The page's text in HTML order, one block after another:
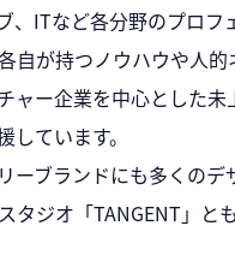
、ITなど各分野のプロフ
自が持つノウハウや人的
ャー企業を中心とした未
しています。
ーブランドにも多くのデ
タジオ「TANGENT」と